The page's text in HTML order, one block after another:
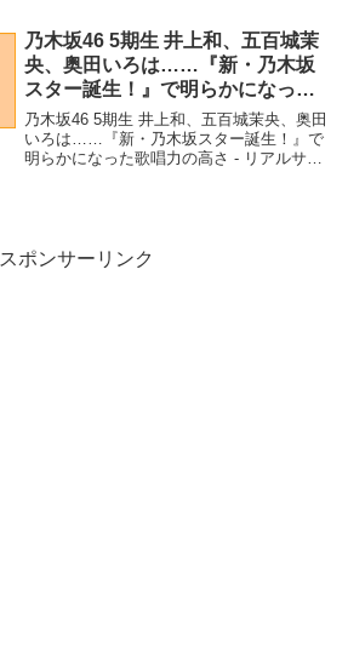
に おばあちゃんの...
乃木坂46 5期生 井上和、五百城茉
央、奥田いろは……『新・乃木坂
スター誕生！』で明らかになった
歌唱力の高さ – リアルサウンド
乃木坂46 5期生 井上和、五百城茉央、奥田
いろは……『新・乃木坂スター誕生！』で
明らかになった歌唱力の高さ - リアルサウ
スポンサーリンク